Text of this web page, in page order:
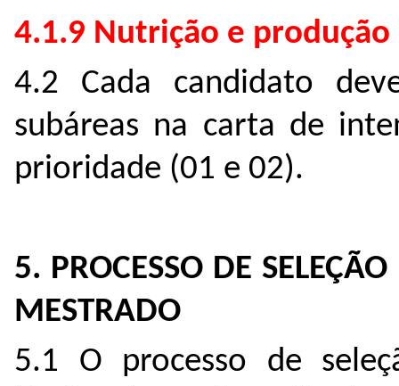
4.1.9 Nutrição e produção
4.2 Cada candidato
subáreas na carta de
prioridade (01 e 02).
5. PROCESSO DE
MESTRADO
5.1 O processo de